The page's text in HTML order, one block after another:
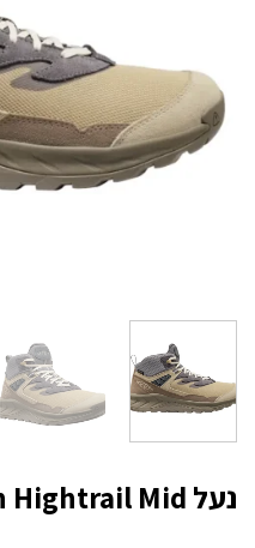
נעל Keen Hightrail Mid בז' אפור גברים